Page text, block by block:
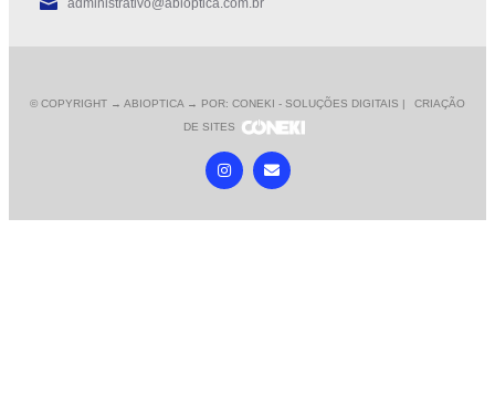
administrativo@abioptica.com.br
© COPYRIGHT → ABIOPTICA → POR: CONEKI - SOLUÇÕES DIGITAIS |
CRIAÇÃO
DE SITES